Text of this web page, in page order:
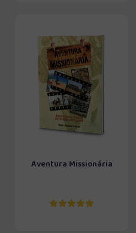
Aventura Missionária